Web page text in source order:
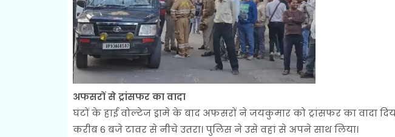
अफसरों से ट्रांसफर का वादा
घंटों के हाई वोल्टेज ड्रामे के बाद अफसरों ने जयकुमार को ट्रांसफर का वादा
करीब 6 बजे टावर से नीचे उतरा। पुलिस ने उसे वहां से अपने साथ लिया।